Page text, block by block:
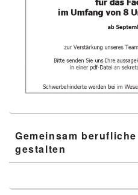
Gemeinsam
gestalten